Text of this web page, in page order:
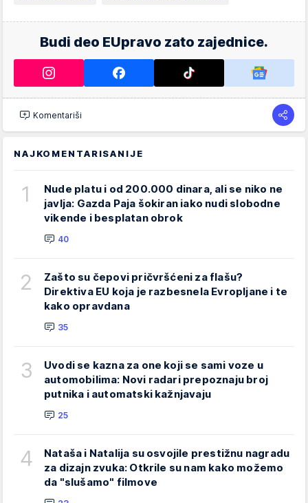
Budi deo EUpravo zato zajednice.
Komentariši
NAJKOMENTARISANIJE
1
Nude platu i od 200.000 dinara, ali se niko ne
javlja: Gazda Paja šokiran iako nudi slobodne
vikende i besplatan obrok
40
2
Zašto su čepovi pričvršćeni za flašu?
Direktiva EU koja je razbesnela Evropljane i te
kako opravdana
35
3
Uvodi se kazna za one koji se sami voze u
automobilima: Novi radari prepoznaju broj
putnika i automatski kažnjavaju
25
4
Nataša i Natalija su osvojile prestižnu nagradu
za dizajn zvuka: Otkrile su nam kako možemo
da "slušamo" filmove